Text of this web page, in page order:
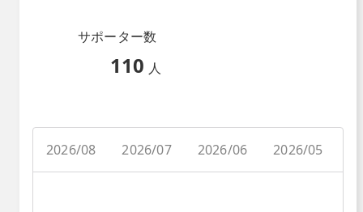
サポーター数
110 人
2026/08 2026/07 2026/06 2026/05